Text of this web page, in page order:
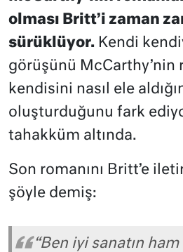
olması Britt’i zaman
sürüklüyor. Kendi
görüşünü McCarthy’nin
kendisini nasıl ele
oluşturduğunu fark
tahakküm altında.
Son romanını Britt’e
şöyle demiş:
“Ben iyi sanatın